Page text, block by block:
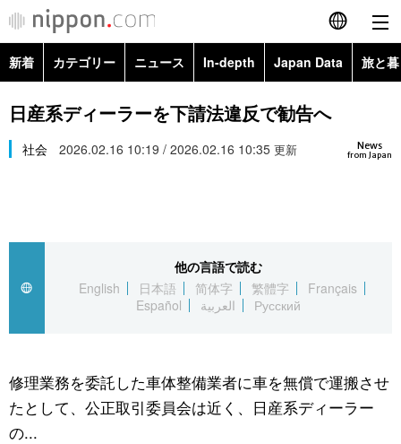
English
简体字
繁體字
العربية
社会
文化
旅と暮らし
動画/Live
新着 カテゴリー ニュース In-depth Japan Data 旅と
政治・外交
経済・ビジネス
社会
文化
科学・技術
暮らし
スポーツ・東京2020
Images
お知らせ
日産系ディーラーを下請法違反で勧告へ
News
from Japan
社会 2026.02.16 10:19 / 2026.02.16 10:35 更新
他の言語で読む
English
日本語 简体字 繁體字
Français
Español
العربية Русский
修理業務を委託した車体整備業者に車を無償で運搬させ
たとして、公正取引委員会は近く、日産系ディーラー
の...